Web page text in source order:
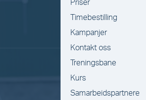
Priser
Timebestilling
Kampanjer
Kontakt oss
Treningsbane
Kurs
Samarbeidspartnere